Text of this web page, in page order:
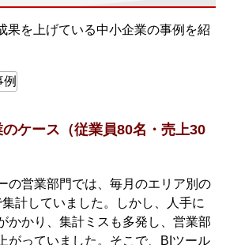
果を上げている中小企業の事例を紹
のケース（従業員80名・売上30
の営業部門では、毎月のエリア別の
計していました。しかし、人手に
かかり、集計ミスも多発し、営業部
がっていました。そこで、BIツール